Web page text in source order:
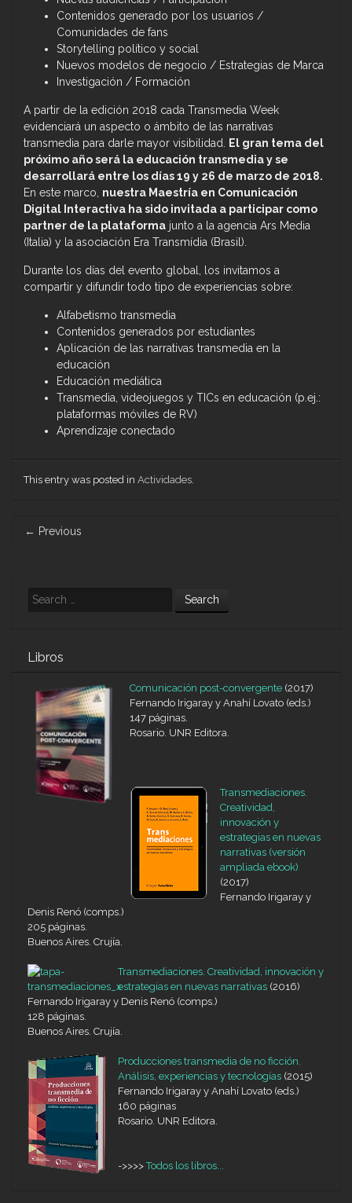
Contenidos generado por los usuarios /
Comunidades de fans
Storytelling político y social
Nuevos modelos de negocio / Estrategias de Marca
Investigación / Formación
A partir de la edición 2018 cada Transmedia Week
evidenciará un aspecto o ámbito de las narrativas
transmedia para darle mayor visibilidad. El gran tema del
próximo año será la educación transmedia y se
desarrollará entre los días 19 y 26 de marzo de 2018.
En este marco, nuestra Maestría en Comunicación
Digital Interactiva ha sido invitada a participar como
partner de la plataforma junto a la agencia Ars Media
(Italia) y la asociación Era Transmídia (Brasil).
Durante los días del evento global, los invitamos a
compartir y difundir todo tipo de experiencias sobre:
Alfabetismo transmedia
Contenidos generados por estudiantes
Aplicación de las narrativas transmedia en la
educación
Educación mediática
Transmedia, videojuegos y TICs en educación (p.ej.:
plataformas móviles de RV)
Aprendizaje conectado
This entry was posted in Actividades.
navigation
← Previous
Search
Libros
Comunicación post-convergente (2017)
Fernando Irigaray y Anahí Lovato (eds.)
147 páginas.
Rosario. UNR Editora.
Transmediaciones.
Creatividad,
innovación y
estrategias en nuevas
narrativas (versión
ampliada ebook)
(2017)
Fernando Irigaray y
Denis Renó (comps.)
205 páginas.
Buenos Aires. Crujía.
Transmediaciones. Creatividad, innovación y
estrategias en nuevas narrativas (2016)
Fernando Irigaray y Denis Renó (comps.)
128 páginas.
Buenos Aires. Crujía.
Producciones transmedia de no ficción.
Análisis, experiencias y tecnologías (2015)
Fernando Irigaray y Anahí Lovato (eds.)
160 páginas
Rosario. UNR Editora.
->>>>Todos los libros...